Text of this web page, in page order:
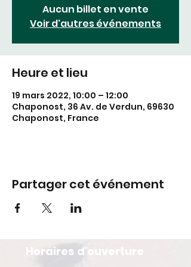
Aucun billet en vente
Voir d'autres événements
Heure et lieu
19 mars 2022, 10:00 – 12:00
Chaponost, 36 Av. de Verdun, 69630
Chaponost, France
Partager cet événement
Horaires d'ouverture